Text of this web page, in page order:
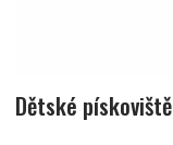
Dětské